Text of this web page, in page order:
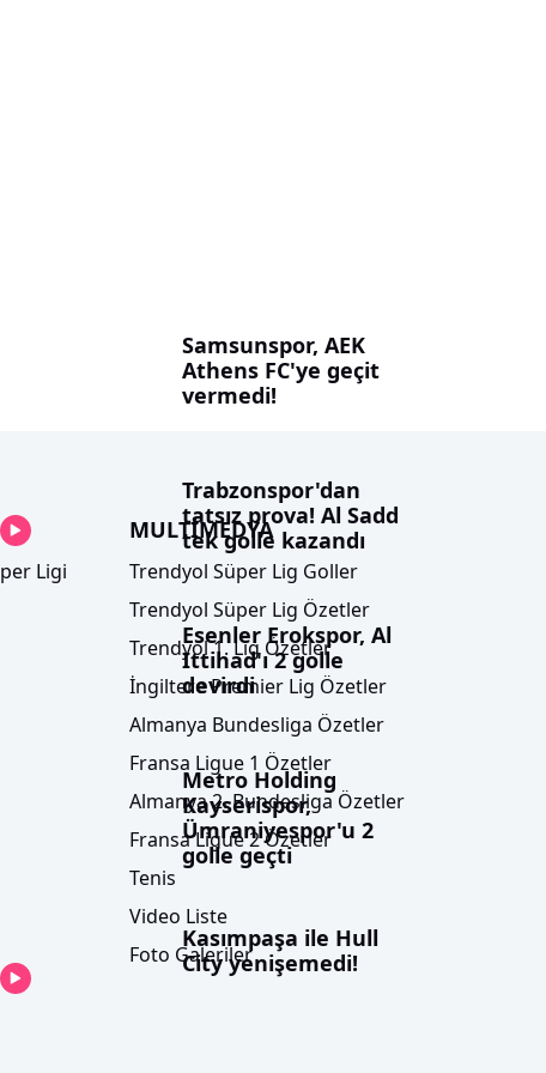
Samsunspor, AEK
Athens FC'ye geçit
vermedi!
Trabzonspor'dan
tatsız prova! Al Sadd
tek golle kazandı
Esenler Erokspor, Al
Ittihad'ı 2 golle
devirdi
Metro Holding
Kayserispor,
Ümraniyespor'u 2
golle geçti
Kasımpaşa ile Hull
City yenişemedi!
Ligi
MULTİMEDYA
Trendyol Süper Lig Goller
Trendyol Süper Lig Özetler
Trendyol 1. Lig Özetler
İngiltere Premier Lig Özetler
Almanya Bundesliga Özetler
Fransa Ligue 1 Özetler
Almanya 2. Bundesliga Özetler
Fransa Ligue 2 Özetler
Tenis
Video Liste
Foto Galeriler